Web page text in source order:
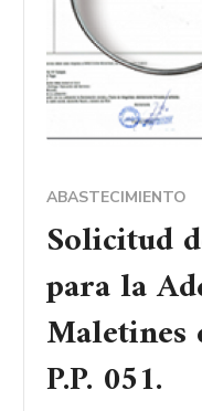
ABASTECIMIENTO
Solicitud
para la
Maletines
P.P. 051.